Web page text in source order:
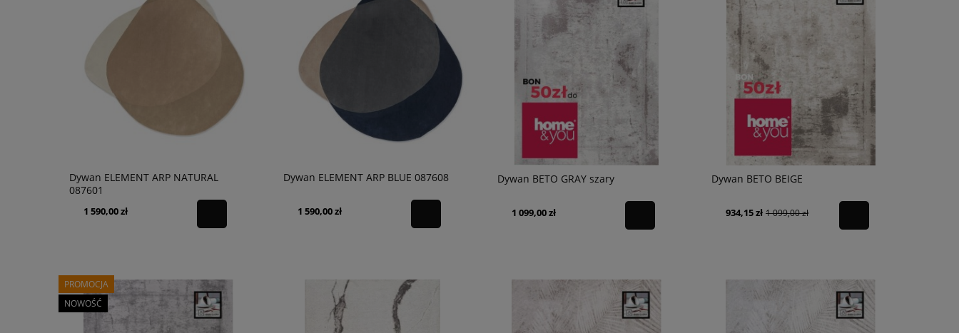
Dywan ELEMENT ARP NATURAL
087601
1 590,00 zł
Dywan ELEMENT ARP BLUE 087608
1 590,00 zł
Dywan BETO GRAY szary
1 099,00 zł
Dywan BETO BEIGE
934,15 zł 1 099,00 zł
PROMOCJA
NOWOŚĆ